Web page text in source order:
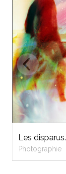
Les disparus. I
Photographie